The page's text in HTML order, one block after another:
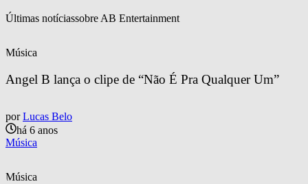
Últimas notíciassobre AB Entertainment
Música
Angel B lança o clipe de “Não É Pra Qualquer Um”
por Lucas Belo
há 6 anos
Música
Música